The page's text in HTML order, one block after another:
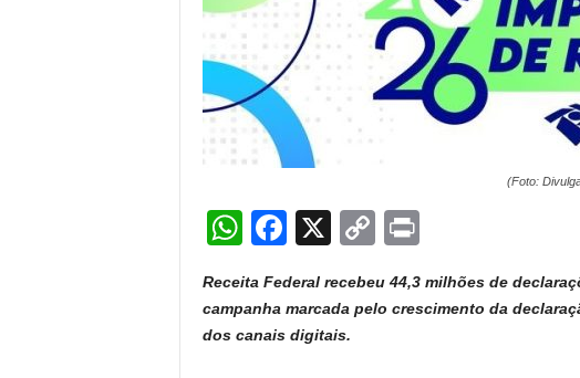
(Foto:
W
at
s
F
c
e
X
C
p
t
Receita Federal recebeu 44,3 milhões de
campanha marcada pelo crescimento da
dos canais digitais.